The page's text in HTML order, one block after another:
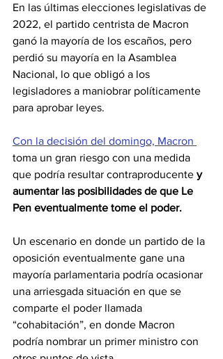
En las últimas elecciones legislativas de
2022, el partido centrista de Macron
ganó la mayoría de los escaños, pero
perdió su mayoría en la Asamblea
Nacional, lo que obligó a los
legisladores a maniobrar políticamente
para aprobar leyes.
Con la decisión del domingo, Macron
toma un gran riesgo con una medida
que podría resultar contraproducente y
aumentar las posibilidades de que Le
Pen eventualmente tome el poder.
Un escenario en donde un partido de la
oposición eventualmente gane una
mayoría parlamentaria podría ocasionar
una arriesgada situación en que se
comparte el poder llamada
“cohabitación”, en donde Macron
podría nombrar un primer ministro con